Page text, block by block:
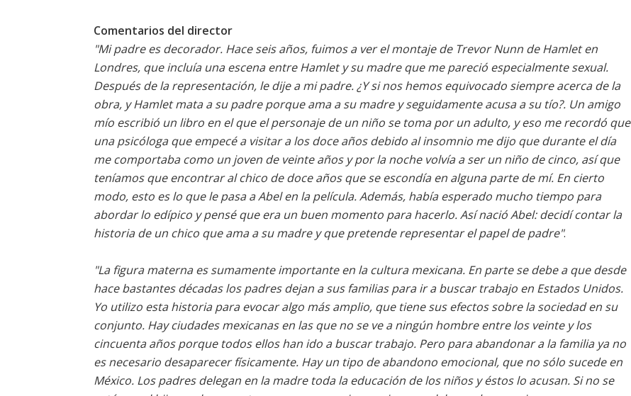
Comentarios del director
"Mi padre es decorador. Hace seis años, fuimos a ver el montaje de Trevor Nunn de Hamlet en
Londres, que incluía una escena entre Hamlet y su madre que me pareció especialmente sexual.
Después de la representación, le dije a mi padre. ¿Y si nos hemos equivocado siempre acerca de la
obra, y Hamlet mata a su padre porque ama a su madre y seguidamente acusa a su tío?. Un amigo
mío escribió un libro en el que el personaje de un niño se toma por un adulto, y eso me recordó que
una psicóloga que empecé a visitar a los doce años debido al insomnio me dijo que durante el día
me comportaba como un joven de veinte años y por la noche volvía a ser un niño de cinco, así que
teníamos que encontrar al chico de doce años que se escondía en alguna parte de mí. En cierto
modo, esto es lo que le pasa a Abel en la película. Además, había esperado mucho tiempo para
abordar lo edípico y pensé que era un buen momento para hacerlo. Así nació Abel: decidí contar la
historia de un chico que ama a su madre y que pretende representar el papel de padre".
"La figura materna es sumamente importante en la cultura mexicana. En parte se debe a que desde
hace bastantes décadas los padres dejan a sus familias para ir a buscar trabajo en Estados Unidos.
Yo utilizo esta historia para evocar algo más amplio, que tiene sus efectos sobre la sociedad en su
conjunto. Hay ciudades mexicanas en las que no se ve a ningún hombre entre los veinte y los
cincuenta años porque todos ellos han ido a buscar trabajo. Pero para abandonar a la familia ya no
es necesario desaparecer físicamente. Hay un tipo de abandono emocional, que no sólo sucede en
México. Los padres delegan en la madre toda la educación de los niños y éstos lo acusan. Si no se